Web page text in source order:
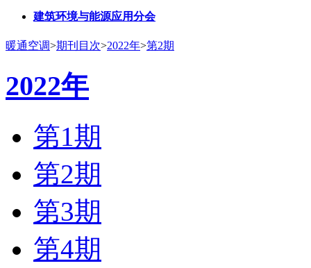
建筑环境与能源应用分会
暖通空调>期刊目次>2022年>第2期
2022年
第1期
第2期
第3期
第4期